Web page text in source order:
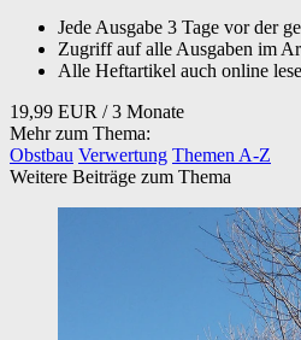
Jede Ausgabe 3 Tage vor der
Zugriff auf alle Ausgaben im
Alle Heftartikel auch online
19,99 EUR / 3 Monate
Mehr zum Thema:
Obstbau Verwertung Themen A-Z
Weitere Beiträge zum Thema